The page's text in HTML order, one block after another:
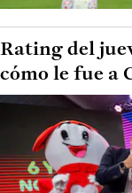
Rating del
cómo le fue a